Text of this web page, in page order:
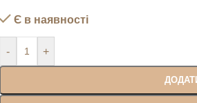
Є в наявності
- +